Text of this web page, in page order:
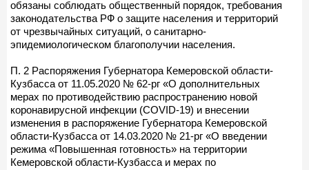
обязаны соблюдать общественный порядок, требования
законодательства РФ о защите населения и территорий
от чрезвычайных ситуаций, о санитарно-
эпидемиологическом благополучии населения.
П. 2 Распоряжения Губернатора Кемеровской области-
Кузбасса от 11.05.2020 № 62-рг «О дополнительных
мерах по противодействию распространению новой
коронавирусной инфекции (COVID-19) и внесении
изменения в распоряжение Губернатора Кемеровской
области-Кузбасса от 14.03.2020 № 21-рг «О введении
режима «Повышенная готовность» на территории
Кемеровской области-Кузбасса и мерах по